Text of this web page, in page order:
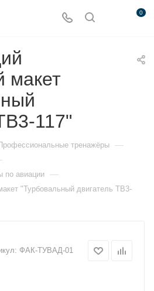
0
макет
117"
тренажёры —
по авиации —
"Турбовальный двигатель ТВ3-
ФАК-ТУВАД-01